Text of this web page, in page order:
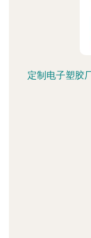
定制电子塑胶